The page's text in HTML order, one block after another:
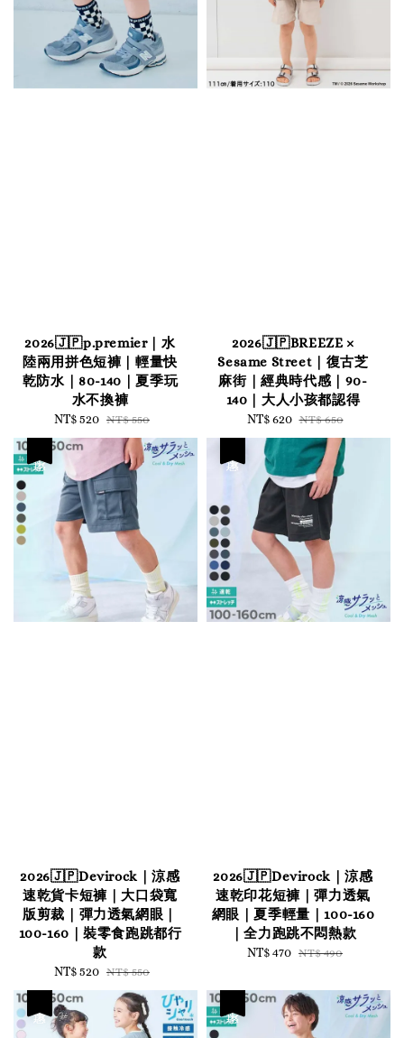
2026🇯🇵p.premier｜水
陸兩用拼色短褲｜輕量快
乾防水｜80-140｜夏季玩
水不換褲
Sale
price
NT$ 520 Regular
price
NT$ 550
2026🇯🇵BREEZE ×
Sesame Street｜復古芝
麻街｜經典時代感｜90-
140｜大人小孩都認得
Sale
price
NT$ 620 Regular
price
NT$ 650
2026🇯🇵Devirock｜涼感
速乾貨卡短褲｜大口袋寬
版剪裁｜彈力透氣網眼｜
100-160｜裝零食跑跳都行
款
Sale
price
NT$ 520 Regular
price
NT$ 550
2026🇯🇵Devirock｜涼感
速乾印花短褲｜彈力透氣
網眼｜夏季輕量｜100-160
｜全力跑跳不悶熱款
Sale
NT$ 470 Regular
NT$ 490